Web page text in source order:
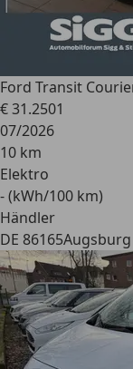
Ford Transit
€ 31.2501
07/2026
10 km
Elektro
- (kWh/100 km)
Händler
DE 86165Augsburg